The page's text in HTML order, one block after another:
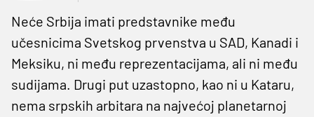
Neće Srbija imati predstavnike među
učesnicima Svetskog prvenstva u SAD, Kanadi i
Meksiku, ni među reprezentacijama, ali ni među
sudijama. Drugi put uzastopno, kao ni u Kataru,
nema srpskih arbitara na najvećoj planetarnoj